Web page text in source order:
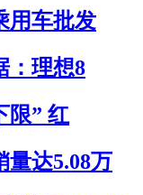
用车批发
：理想8
限” 红
量达5.08万